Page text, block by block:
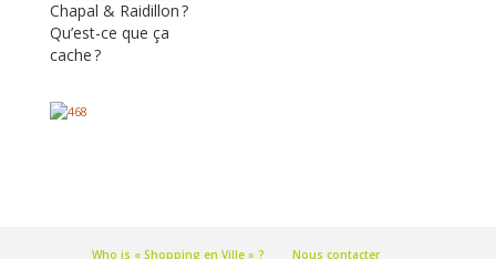
Chapal & Raidillon ?
Qu’est-ce que ça
cache ?
Who is « Shopping en Ville » ? Nous contacter